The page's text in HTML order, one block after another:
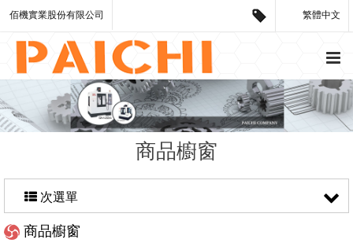
繁體中文
佰機實業股份有限公司
商品櫥窗
次選單
商品櫥窗